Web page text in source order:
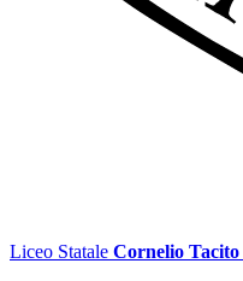
Liceo Statale Cornelio Tacito